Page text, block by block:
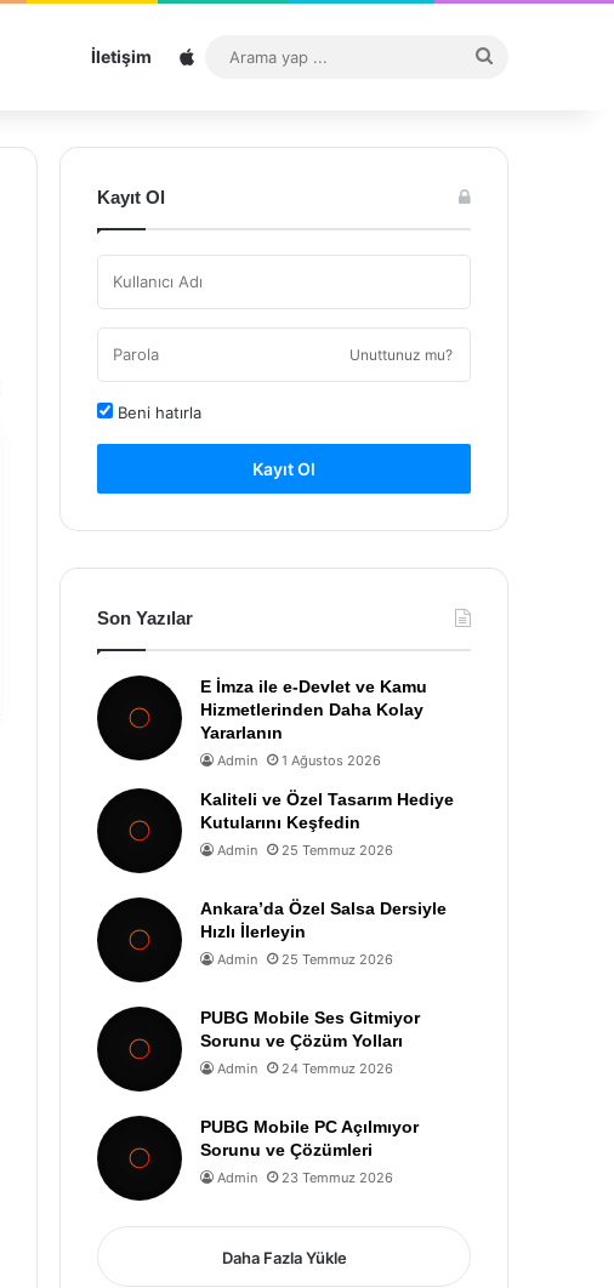
İletişim Sitemap
...
Kayıt Ol
Unuttunuz mu?
Beni hatırla
Kayıt Ol
Son Yazılar
E İmza ile e-Devlet ve Kamu
Hizmetlerinden Daha Kolay
Yararlanın
Admin 1 Ağustos 2026
Kaliteli ve Özel Tasarım Hediye
Kutularını Keşfedin
Admin 25 Temmuz 2026
Ankara’da Özel Salsa Dersiyle
Hızlı İlerleyin
Admin 25 Temmuz 2026
PUBG Mobile Ses Gitmiyor
Sorunu ve Çözüm Yolları
Admin 24 Temmuz 2026
PUBG Mobile PC Açılmıyor
Sorunu ve Çözümleri
Admin 23 Temmuz 2026
Daha Fazla Yükle